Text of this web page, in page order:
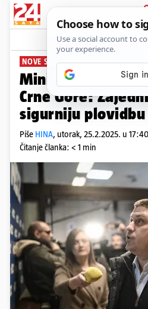
News
NOVE SURADNJE
Ministri
Crne Gore:
sigurniju
Piše HINA, utorak, 25.2.2025. u 17:40
Čitanje članka: < 1 min